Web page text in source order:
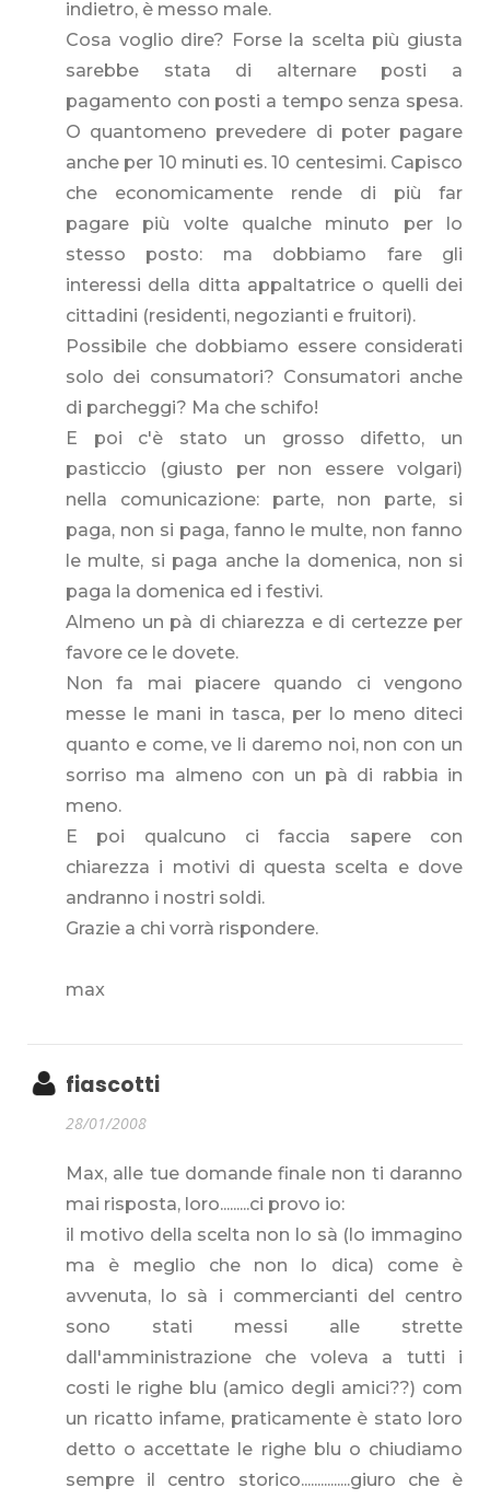
indietro, è messo male.
Cosa voglio dire? Forse la scelta più giusta
sarebbe stata di alternare posti a
pagamento con posti a tempo senza spesa.
O quantomeno prevedere di poter pagare
anche per 10 minuti es. 10 centesimi. Capisco
che economicamente rende di più far
pagare più volte qualche minuto per lo
stesso posto: ma dobbiamo fare gli
interessi della ditta appaltatrice o quelli dei
cittadini (residenti, negozianti e fruitori).
Possibile che dobbiamo essere considerati
solo dei consumatori? Consumatori anche
di parcheggi? Ma che schifo!
E poi c'è stato un grosso difetto, un
pasticcio (giusto per non essere volgari)
nella comunicazione: parte, non parte, si
paga, non si paga, fanno le multe, non fanno
le multe, si paga anche la domenica, non si
paga la domenica ed i festivi.
Almeno un pà di chiarezza e di certezze per
favore ce le dovete.
Non fa mai piacere quando ci vengono
messe le mani in tasca, per lo meno diteci
quanto e come, ve li daremo noi, non con un
sorriso ma almeno con un pà di rabbia in
meno.
E poi qualcuno ci faccia sapere con
chiarezza i motivi di questa scelta e dove
andranno i nostri soldi.
Grazie a chi vorrà rispondere.
max
fiascotti
28/01/2008
Max, alle tue domande finale non ti daranno
mai risposta, loro.........ci provo io:
il motivo della scelta non lo sà (lo immagino
ma è meglio che non lo dica) come è
avvenuta, lo sà i commercianti del centro
sono stati messi alle strette
dall'amministrazione che voleva a tutti i
costi le righe blu (amico degli amici??) com
un ricatto infame, praticamente è stato loro
detto o accettate le righe blu o chiudiamo
sempre il centro storico...............giuro che è